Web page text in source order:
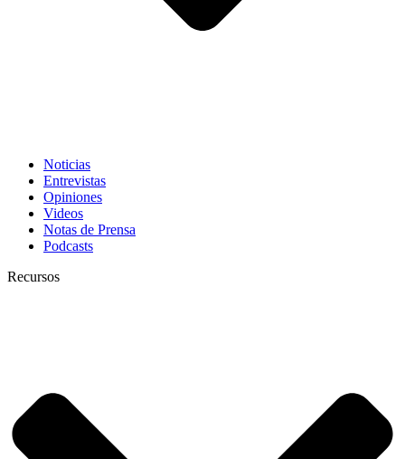
Noticias
Entrevistas
Opiniones
Videos
Notas de Prensa
Podcasts
Recursos